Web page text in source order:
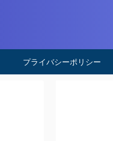
プライバシーポリシー